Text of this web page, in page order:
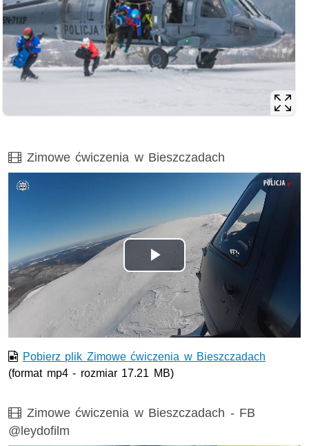
Film
Zimowe ćwiczenia w Bieszczadach
Odtwórz
wideo
Pobierz plik Zimowe ćwiczenia w Bieszczadach
(format mp4 - rozmiar 17.21 MB)
Film
Zimowe ćwiczenia w Bieszczadach - FB
@leydofilm